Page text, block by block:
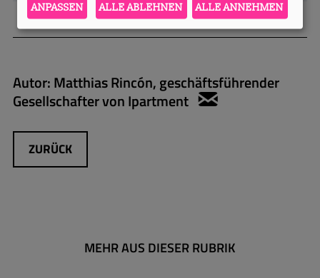
Autor:Matthias Rincón, geschäftsführender
Gesellschafter von Ipartment
ZURÜCK
MEHR AUS DIESER RUBRIK
ANPASSEN ALLE ABLEHNEN ALLE ANNEHMEN